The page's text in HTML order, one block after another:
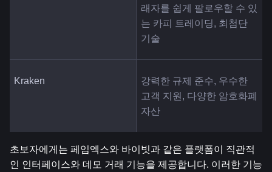
래자를 쉽게 팔로우할 수 있
는 카피 트레이딩, 최첨단
기술
Kraken
강력한 규제 준수, 우수한
고객 지원, 다양한 암호화폐
자산
초보자에게는 페임엑스와 바이빗과 같은 플랫폼이 직관적
인 인터페이스와 데모 거래 기능을 제공합니다. 이러한 기능